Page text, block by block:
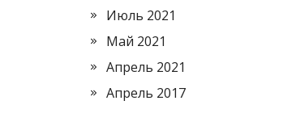
Июль 2021
Май 2021
Апрель 2021
Апрель 2017